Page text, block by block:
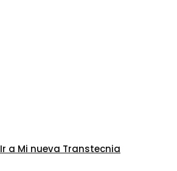
Ir a Mi nueva Transtecnia